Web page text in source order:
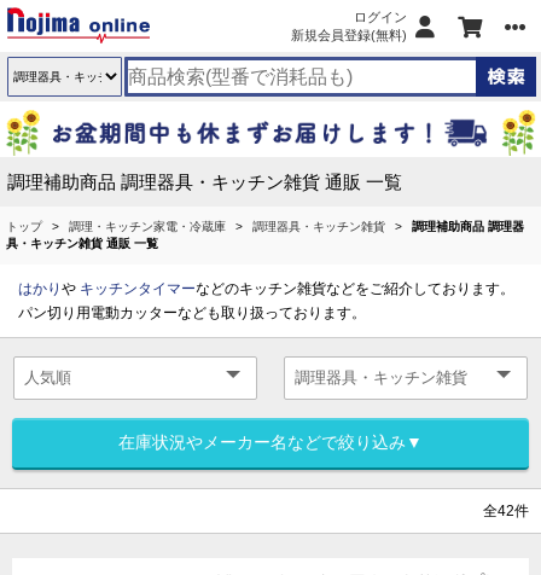
ログイン
新規会員登録(無料)
調理補助商品 調理器具・キッチン雑貨 通販 一覧
トップ 調理・キッチン家電・冷蔵庫 調理器具・キッチン雑貨
調理補助商品 調理器
具・キッチン雑貨 通販 一覧
はかり や キッチンタイマーなどのキッチン雑貨などをご紹介しております。
パン切り用電動カッターなども取り扱っております。
在庫状況やメーカー名などで絞り込み▼
全42件